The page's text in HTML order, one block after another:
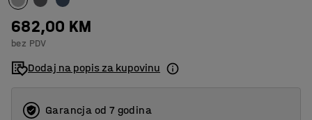
1000
682,00 KM
bez PDV
Dodaj na popis za kupovinu
Garancja od 7 godina